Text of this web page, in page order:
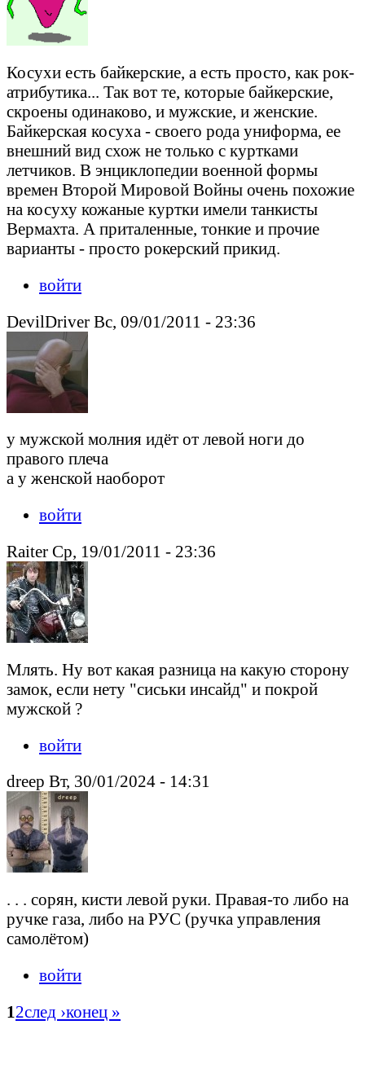
Косухи есть байкерские, а есть просто, как рок-
атрибутика... Так вот те, которые байкерские,
скроены одинаково, и мужские, и женские.
Байкерская косуха - своего рода униформа, ее
внешний вид схож не только с куртками
летчиков. В энциклопедии военной формы
времен Второй Мировой Войны очень похожие
на косуху кожаные куртки имели танкисты
Вермахта. А приталенные, тонкие и прочие
варианты - просто рокерский прикид.
войти
DevilDriver Вс, 09/01/2011 - 23:36
у мужской молния идёт от левой ноги до
правого плеча
а у женской наоборот
войти
Raiter Ср, 19/01/2011 - 23:36
Млять. Ну вот какая разница на какую сторону
замок, если нету "сиськи инсайд" и покрой
мужской ?
войти
drееp Вт, 30/01/2024 - 14:31
. . . сорян, кисти левой руки. Правая-то либо на
ручке газа, либо на РУС (ручка управления
самолётом)
войти
12след ›конец »